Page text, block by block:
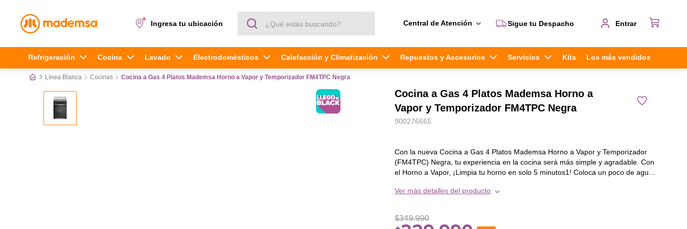
Ingresa tu ubicación
Términos más buscados
1. cocina 4 platos
lavadora
refrigerador
Central de Atención Sigue tu Despacho Entrar
Refrigeración Cocina Lavado Electrodomésticos Calefacción y Climatización Repuestos y Accesorios Servicios Kits Los más vendidos
Línea Blanca Cocinas Cocina a Gas 4 Platos Mademsa Horno a Vapor y Temporizador FM4TPC Negra
Cocina a Gas 4 Platos Mademsa Horno a
Vapor y Temporizador FM4TPC Negra
900276665
Con la nueva Cocina a Gas 4 Platos Mademsa Horno a Vapor y Temporizador
(FM4TPC) Negra, tu experiencia en la cocina será más simple y agradable. Con
el Horno a Vapor, ¡Limpia tu horno en solo 5 minutos1! Coloca un poco de agua
la limpieza se vuelve rápida y sencilla, sin importar lo que hayas cocinado. ¡Tu
El Vapor Regenerativo es ideal para aprovechar las sobras y reducir el gasto y
desperdicio de alimentos. Nuestra tecnología con vapor te permite recalentar de
Ver más detalles del producto
$349.990